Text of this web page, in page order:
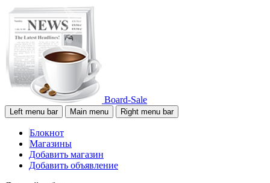
Board-Sale
Left menu bar Main menu Right menu bar
Блокнот
Магазины
Добавить магазин
Добавить объявление